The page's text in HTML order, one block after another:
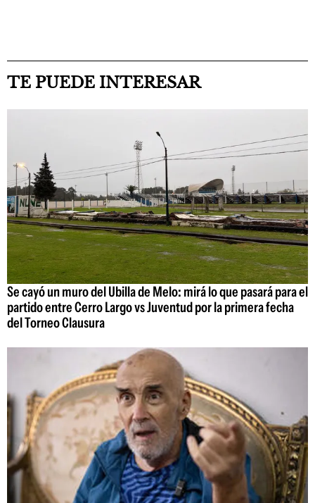
TE PUEDE INTERESAR
Se cayó un muro del Ubilla de Melo: mirá lo que pasará para el
partido entre Cerro Largo vs Juventud por la primera fecha
del Torneo Clausura